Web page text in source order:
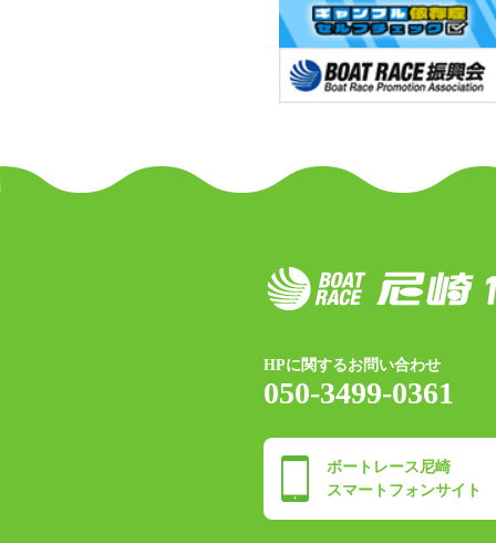
HPに関するお問い合わせ
050-3499-0361
ボートレース尼崎
スマートフォンサイト